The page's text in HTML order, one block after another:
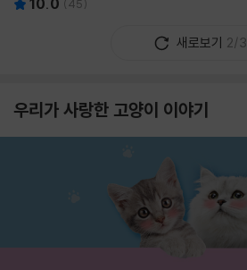
10.0 (45)
새로보기 2/3
우리가 사랑한 고양이 이야기